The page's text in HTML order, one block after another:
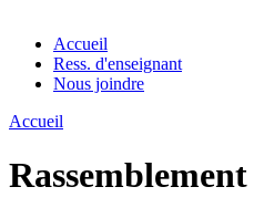
Accueil
Ress. d'enseignant
Nous joindre
Accueil